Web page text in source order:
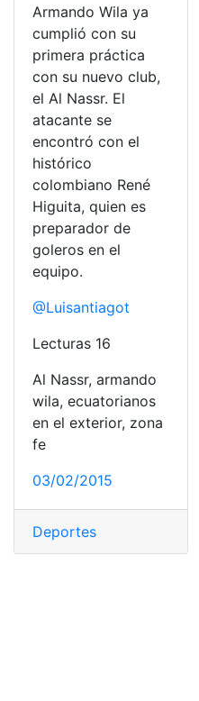
Armando Wila ya
cumplió con su
primera práctica
con su nuevo club,
el Al Nassr. El
atacante se
encontró con el
histórico
colombiano René
Higuita, quien es
preparador de
goleros en el
equipo.
@Luisantiagot
Lecturas 16
Al Nassr, armando
wila, ecuatorianos
en el exterior, zona
fe
03/02/2015
Deportes